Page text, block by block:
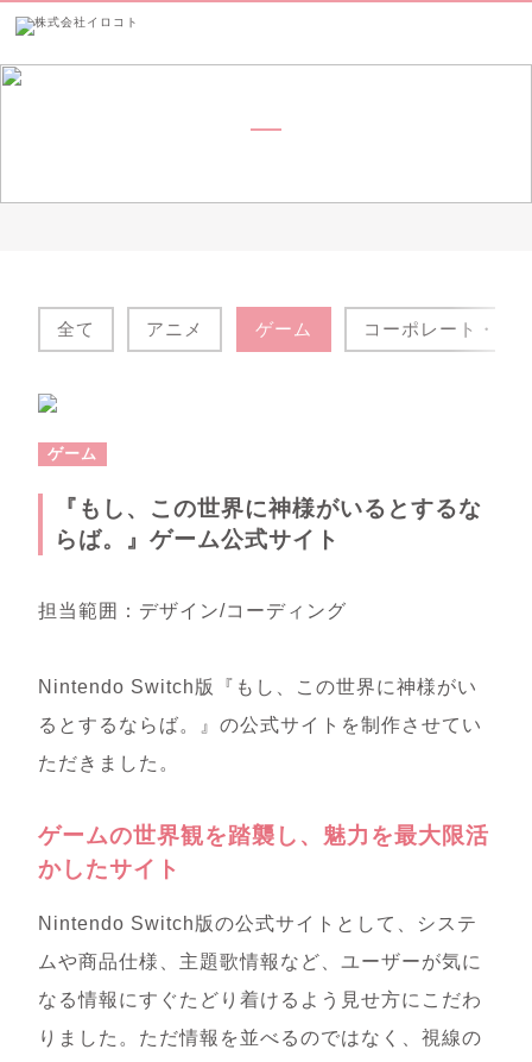
全て アニメ ゲーム コーポレート・採
ゲーム
『もし、この世界に神様がいるとするな
らば。』ゲーム公式サイト
担当範囲：デザイン/コーディング
Nintendo Switch版『もし、この世界に神様がい
るとするならば。』の公式サイトを制作させてい
ただきました。
ゲームの世界観を踏襲し、魅力を最大限活
かしたサイト
Nintendo Switch版の公式サイトとして、システ
ムや商品仕様、主題歌情報など、ユーザーが気に
なる情報にすぐたどり着けるよう見せ方にこだわ
りました。ただ情報を並べるのではなく、視線の